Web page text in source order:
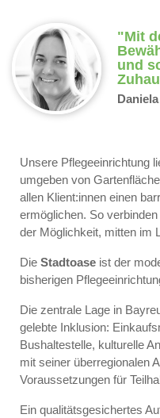
"Mit
und
Unsere Pflegeeinrichtung
umgeben von
allen Klient:innen einen
ermöglichen. So
der Möglichkeit, mitten im
Die Stadtoase ist der
bisherigen
Die zentrale Lage in
gelebte Inklusion:
Bushaltestelle, kulturelle
mit seiner überregionalen
Voraussetzungen für
Ein qualitätsgesichertes